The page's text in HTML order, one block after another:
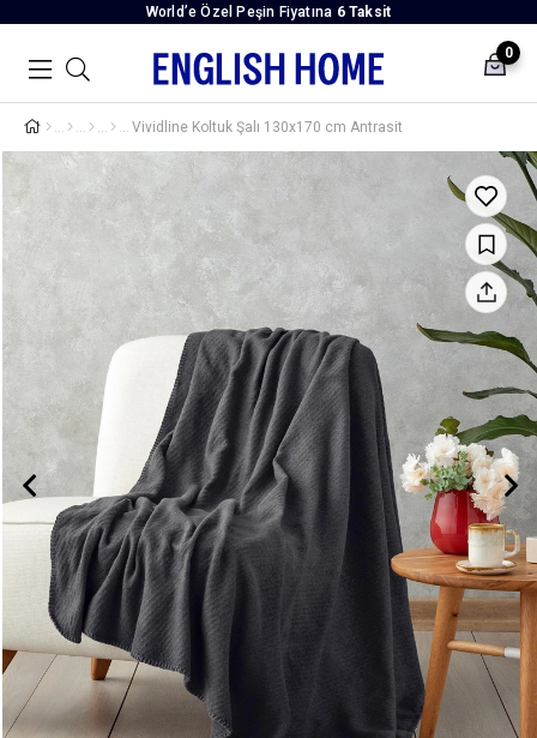
World’e Özel Peşin Fiyatına 6 Taksit
0
Vividline Koltuk Şalı 130x170 cm Antrasit